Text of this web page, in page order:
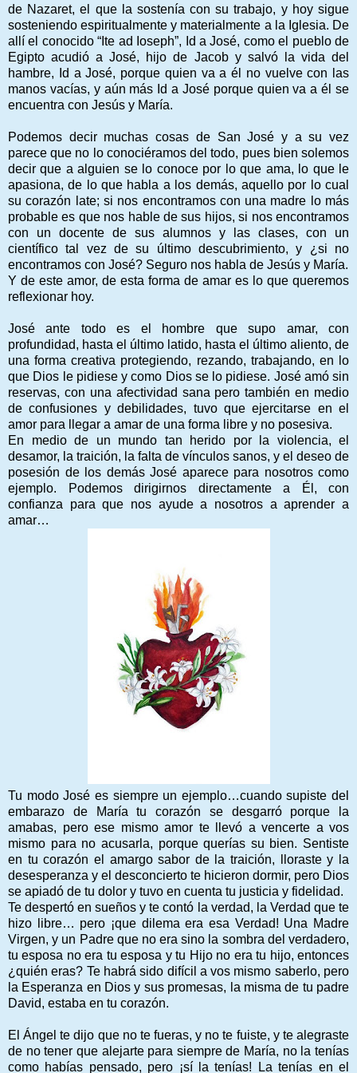
de Nazaret, el que la sostenía con su trabajo, y hoy sigue
sosteniendo espiritualmente y materialmente a la Iglesia. De
allí el conocido “Ite ad Ioseph”, Id a José, como el pueblo de
Egipto acudió a José, hijo de Jacob y salvó la vida del
hambre, Id a José, porque quien va a él no vuelve con las
manos vacías, y aún más Id a José porque quien va a él se
encuentra con Jesús y María.
Podemos decir muchas cosas de San José y a su vez
parece que no lo conociéramos del todo, pues bien solemos
decir que a alguien se lo conoce por lo que ama, lo que le
apasiona, de lo que habla a los demás, aquello por lo cual
su corazón late; si nos encontramos con una madre lo más
probable es que nos hable de sus hijos, si nos encontramos
con un docente de sus alumnos y las clases, con un
científico tal vez de su último descubrimiento, y ¿si no
encontramos con José? Seguro nos habla de Jesús y María.
Y de este amor, de esta forma de amar es lo que queremos
reflexionar hoy.
José ante todo es el hombre que supo amar, con
profundidad, hasta el último latido, hasta el último aliento, de
una forma creativa protegiendo, rezando, trabajando, en lo
que Dios le pidiese y como Dios se lo pidiese. José amó sin
reservas, con una afectividad sana pero también en medio
de confusiones y debilidades, tuvo que ejercitarse en el
amor para llegar a amar de una forma libre y no posesiva.
En medio de un mundo tan herido por la violencia, el
desamor, la traición, la falta de vínculos sanos, y el deseo de
posesión de los demás José aparece para nosotros como
ejemplo. Podemos dirigirnos directamente a Él, con
confianza para que nos ayude a nosotros a aprender a
amar…
Tu modo José es siempre un ejemplo…cuando supiste del
embarazo de María tu corazón se desgarró porque la
amabas, pero ese mismo amor te llevó a vencerte a vos
mismo para no acusarla, porque querías su bien. Sentiste
en tu corazón el amargo sabor de la traición, lloraste y la
desesperanza y el desconcierto te hicieron dormir, pero Dios
se apiadó de tu dolor y tuvo en cuenta tu justicia y fidelidad.
Te despertó en sueños y te contó la verdad, la Verdad que te
hizo libre… pero ¡que dilema era esa Verdad! Una Madre
Virgen, y un Padre que no era sino la sombra del verdadero,
tu esposa no era tu esposa y tu Hijo no era tu hijo, entonces
¿quién eras? Te habrá sido difícil a vos mismo saberlo, pero
la Esperanza en Dios y sus promesas, la misma de tu padre
David, estaba en tu corazón.
El Ángel te dijo que no te fueras, y no te fuiste, y te alegraste
de no tener que alejarte para siempre de María, no la tenías
como habías pensado, pero ¡sí la tenías! La tenías en el